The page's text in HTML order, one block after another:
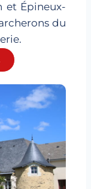
et Épineux-
du